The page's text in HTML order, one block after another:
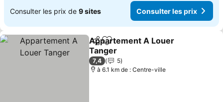
Consulter les prix de 9 sites Consulter les prix
PartagerAjouter à mes favoris
Appartement A Louer
Tanger
Consulter les prix
7,4
5
à 6.1 km de : Centre-ville